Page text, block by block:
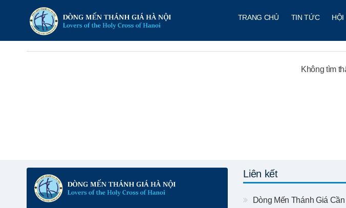
TRANG CHỦ TIN TỨC HỘI
Không tìm
Liên kết
Dòng Mến Thánh Giá